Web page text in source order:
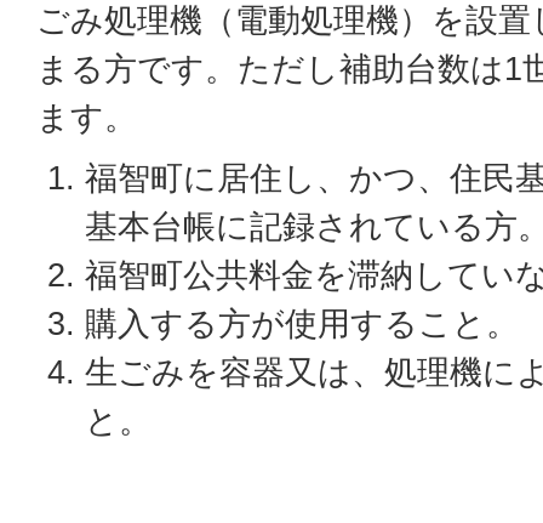
ごみ処理機（電動処理機）を設
まる方です。ただし補助台数は1
ます。
福智町に居住し、かつ、住民
基本台帳に記録されている方
福智町公共料金を滞納してい
購入する方が使用すること。
生ごみを容器又は、処理機に
と。